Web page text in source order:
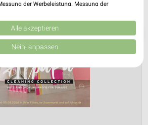
❯
der Werbeleistung. Messung der
aus verschiedenen Quellen. Entwicklung und
Verwendung reduzierter Daten zur Auswahl
Europäischen Union weitergegeben und in die
(1 IAB-Anbieter)
Zwecke:
Alle akzeptieren
Nein, anpassen